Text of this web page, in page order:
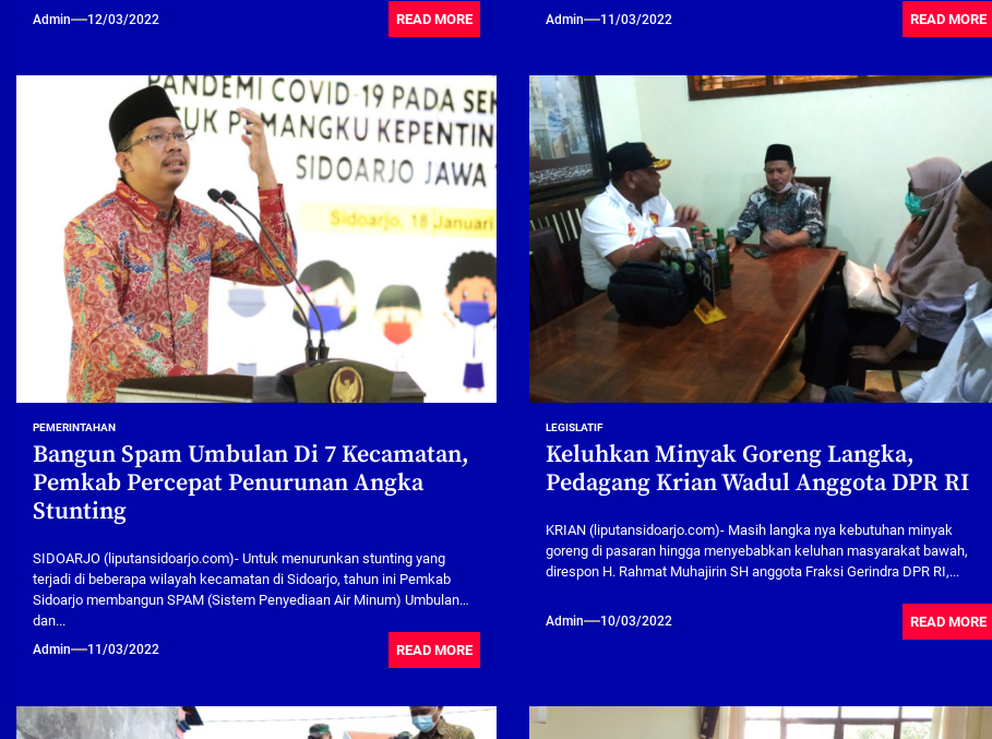
Admin 12/03/2022 READ MORE Admin 11/03/2022 READ MORE
PEMERINTAHAN
Bangun Spam Umbulan Di 7 Kecamatan,
Pemkab Percepat Penurunan Angka
Stunting
SIDOARJO (liputansidoarjo.com)- Untuk menurunkan stunting yang
terjadi di beberapa wilayah kecamatan di Sidoarjo, tahun ini Pemkab
Sidoarjo membangun SPAM (Sistem Penyediaan Air Minum) Umbulan
dan...
Admin 11/03/2022 READ MORE
LEGISLATIF
Keluhkan Minyak Goreng Langka,
Pedagang Krian Wadul Anggota DPR RI
KRIAN (liputansidoarjo.com)- Masih langka nya kebutuhan minyak
goreng di pasaran hingga menyebabkan keluhan masyarakat bawah,
direspon H. Rahmat Muhajirin SH anggota Fraksi Gerindra DPR RI,...
Admin 10/03/2022 READ MORE